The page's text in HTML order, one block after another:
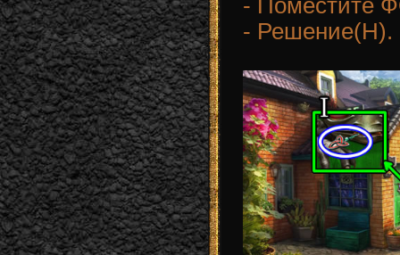
- Поместите
- Решение(H).